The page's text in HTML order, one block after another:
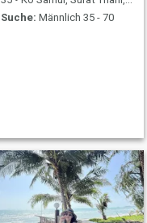
Suche: Männlich 35 - 70